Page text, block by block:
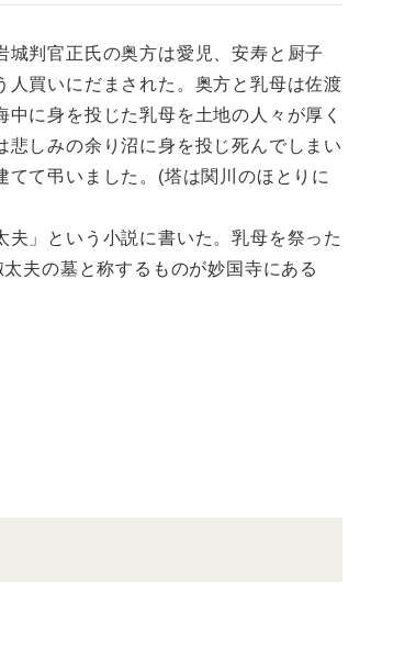
判官正氏の奥方は愛児、安寿と厨子
買いにだまされた。奥方と乳母は佐渡
に身を投じた乳母を土地の人々が厚く
しみの余り沼に身を投じ死んでしまい
て弔いました。(塔は関川のほとりに
」という小説に書いた。乳母を祭った
夫の墓と称するものが妙国寺にある